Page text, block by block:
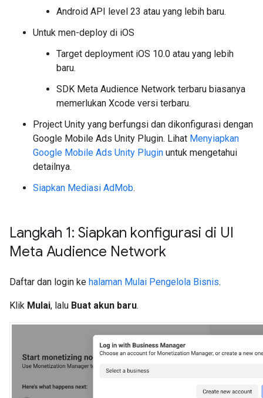
Android API level 23 atau yang lebih baru.
Untuk men-deploy di iOS
Target deployment iOS 10.0 atau yang lebih
baru.
SDK Meta Audience Network terbaru biasanya
memerlukan Xcode versi terbaru.
Project Unity yang berfungsi dan dikonfigurasi dengan
Google Mobile Ads Unity Plugin. Lihat Menyiapkan
Google Mobile Ads Unity Plugin untuk mengetahui
detailnya.
Siapkan Mediasi AdMob.
Langkah 1: Siapkan konfigurasi di UI
Meta Audience Network
Daftar dan login ke halaman Mulai Pengelola Bisnis.
Klik Mulai, lalu Buat akun baru.